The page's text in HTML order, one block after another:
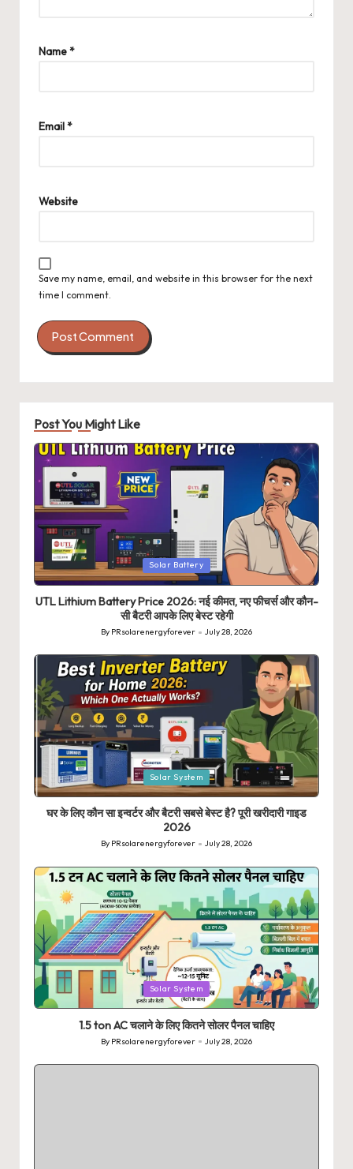
Name*
Email*
Website
Save my name, email, and website in this browser for the next
time I comment.
Post You Might Like
Posted
in
Solar Battery
UTL Lithium Battery Price 2026: नई कीमत, नए फीचर्स और कौन-
सी बैटरी आपके लिए बेस्ट रहेगी
Posted
by
By PRsolarenergyforever July 28, 2026
Posted
in
Solar System
घर के लिए कौन सा इन्वर्टर और बैटरी सबसे बेस्ट है? पूरी खरीदारी गाइड
2026
Posted
By PRsolarenergyforever July 28, 2026
Posted
in
Solar System
1.5 ton AC चलाने के लिए कितने सोलर पैनल चाहिए
Posted
by
By PRsolarenergyforever July 28, 2026